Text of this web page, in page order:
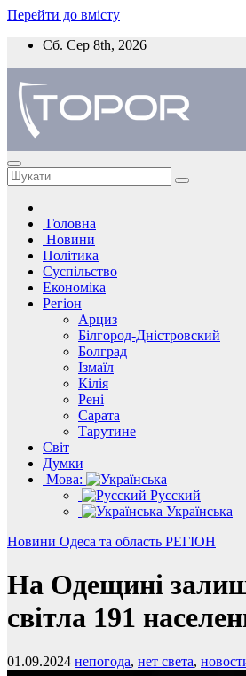
Перейти до вмісту
Сб. Сер 8th, 2026
Головна
Новини
Політика
Суспільство
Економіка
Регіон
Арциз
Білгород-Дністровский
Болград
Ізмаїл
Кілія
Рені
Сарата
Тарутине
Світ
Думки
Мова:
Русский
Українська
Новини Одеса та область РЕГІОН
На Одещині
світла 191
01.09.2024 непогода, нет света,